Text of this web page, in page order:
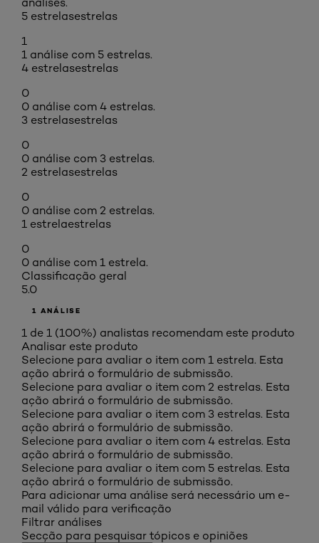
5 estrelasestrelas
1
1 análise com 5 estrelas.
4 estrelasestrelas
0
0 análise com 4 estrelas.
3 estrelasestrelas
0
0 análise com 3 estrelas.
2 estrelasestrelas
0
0 análise com 2 estrelas.
1 estrelaestrelas
0
0 análise com 1 estrela.
Classificação geral
5.0
1 ANÁLISE
1 de 1 (100%) analistas recomendam este produto
Analisar este produto
Selecione para avaliar o item com 1 estrela. Esta
ação abrirá o formulário de submissão.
Selecione para avaliar o item com 2 estrelas. Esta
ação abrirá o formulário de submissão.
Selecione para avaliar o item com 3 estrelas. Esta
ação abrirá o formulário de submissão.
Selecione para avaliar o item com 4 estrelas. Esta
ação abrirá o formulário de submissão.
Selecione para avaliar o item com 5 estrelas. Esta
ação abrirá o formulário de submissão.
Para adicionar uma análise será necessário um e-
mail válido para verificação
Filtrar análises
Secção para pesquisar tópicos e opiniões